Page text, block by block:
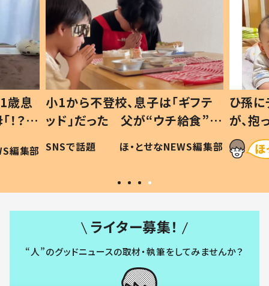
歳息
？」
編集部
小1から不登校、息子は「ギフテ
ッド」だった 父が“ウチ給食”を
作り続ける理由とは #令和の親
#令和の子
SNSで話題 ほ・とせなNEWS編集部
ひ孫
が、
「涙が
い」
ライター募集！
“人”のグッドニュースの取材・執筆をしてみませんか？